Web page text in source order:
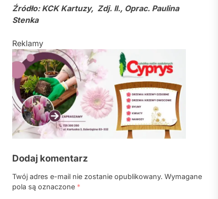
Źródło: KCK Kartuzy, Zdj. Il., Oprac. Paulina
Stenka
Reklamy
Dodaj komentarz
Twój adres e-mail nie zostanie opublikowany. Wymagane
pola są oznaczone *